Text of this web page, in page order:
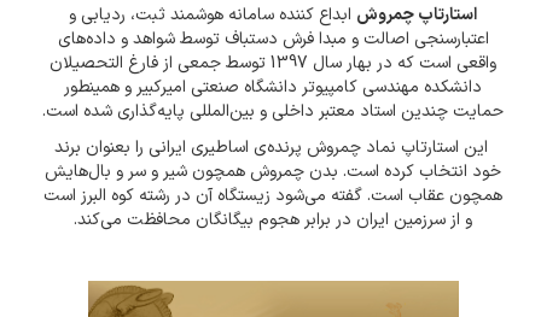
استارتاپ چمروش ابداع کننده سامانه هوشمند ثبت، ردیابی و
اعتبارسنجی اصالت و مبدا فرش دستباف توسط شواهد و داده‌های
واقعی است که در بهار سال 1397 توسط جمعی از فارغ التحصیلان
دانشکده مهندسی کامپیوتر دانشگاه صنعتی امیرکبیر و همینطور
حمایت چندین استاد معتبر داخلی و بین‌المللی پایه‌گذاری شده است.
این استارتاپ نماد چمروش پرنده‌ی اساطیری ایرانی را بعنوان برند
خود انتخاب کرده است. بدن چمروش همچون شیر و سر و بال‌هایش
همچون عقاب است. گفته می‌شود زیستگاه آن در رشته کوه البرز است
و از سرزمین ایران در برابر هجوم بیگانگان محافظت می‌کند.